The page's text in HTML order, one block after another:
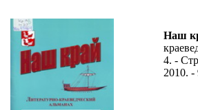
Наш
4. -
2010. -